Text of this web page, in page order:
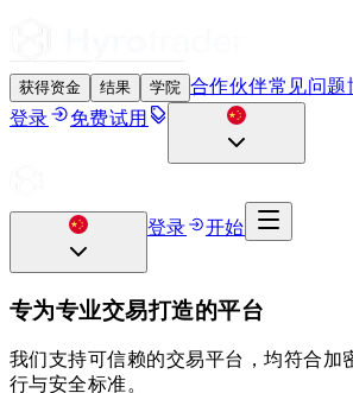
获得资金 结果 学院 合作伙伴常见问题
登录 免费试用
登录 开始
专为专业交易打造的平台
我们支持可信赖的交易平台，均符合加
行与安全标准。